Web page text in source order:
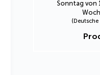
Sonntag von